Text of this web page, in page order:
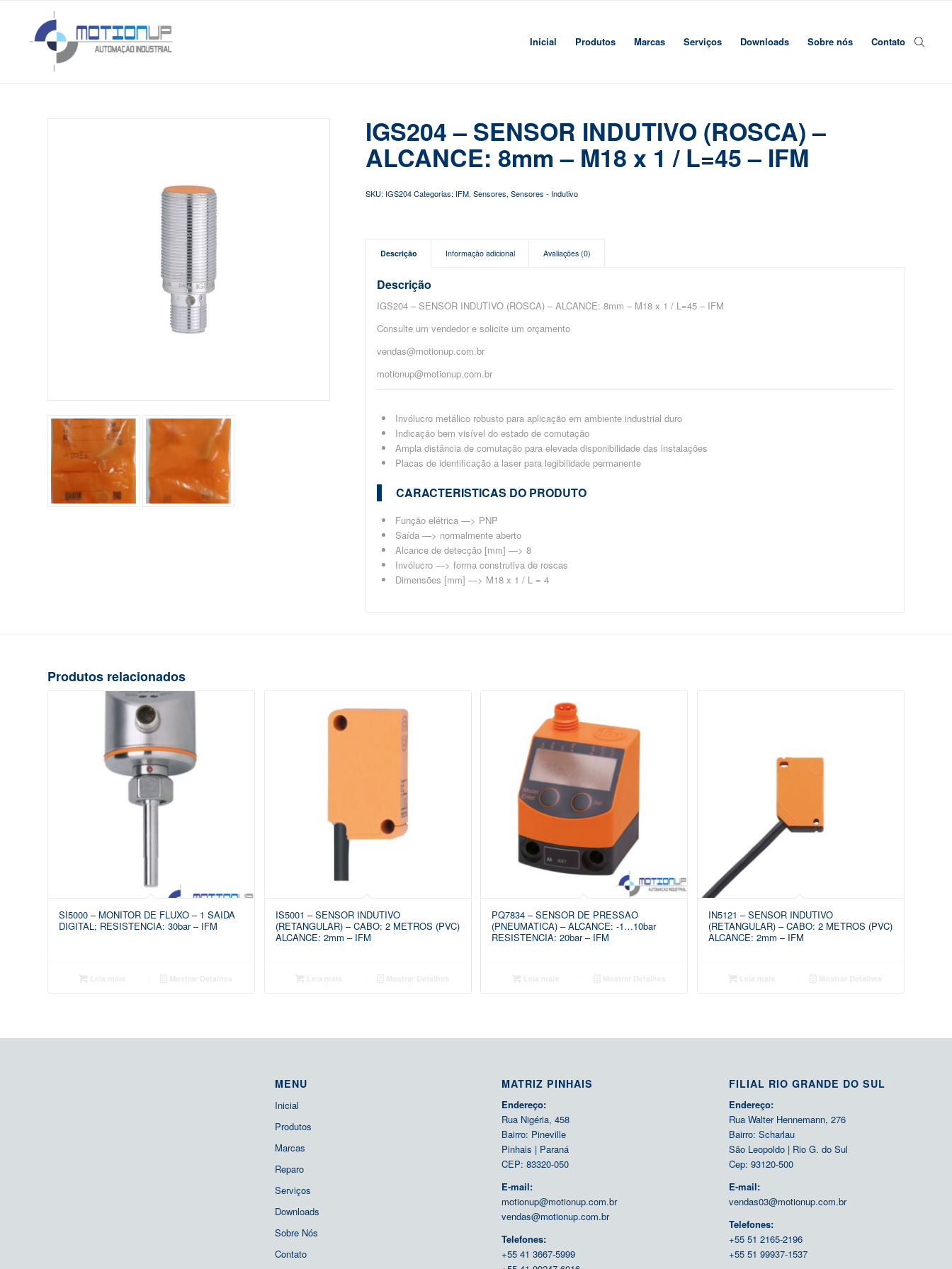
Inicial Produtos Marcas Serviços Downloads Sobre nós Contato
IGS204 – SENSOR INDUTIVO (ROSCA) –
ALCANCE: 8mm – M18 x 1 / L=45 – IFM
SKU: IGS204 Categorias: IFM,Sensores,Sensores - Indutivo
Descrição Informação adicional Avaliações (0)
Descrição
IGS204 – SENSOR INDUTIVO (ROSCA) – ALCANCE: 8mm – M18 x 1 / L=45 – IFM
Consulte um vendedor e solicite um orçamento
vendas@motionup.com.br
motionup@motionup.com.br
Invólucro metálico robusto para aplicação em ambiente industrial duro
Indicação bem visível do estado de comutação
Ampla distância de comutação para elevada disponibilidade das instalações
Placas de identificação a laser para legibilidade permanente
CARACTERISTICAS DO PRODUTO
Função elétrica —> PNP
Saída —> normalmente aberto
Alcance de detecção [mm] —> 8
Invólucro —> forma construtiva de roscas
Dimensões [mm] —> M18 x 1 / L = 4
Produtos relacionados
SI5000 – MONITOR DE FLUXO – 1 SAIDA
DIGITAL; RESISTENCIA: 30bar – IFM
IS5001 – SENSOR INDUTIVO
(RETANGULAR) – CABO: 2 METROS (PVC)
ALCANCE: 2mm – IFM
PQ7834 – SENSOR DE PRESSAO
(PNEUMATICA) – ALCANCE: -1…10bar
RESISTENCIA: 20bar – IFM
IN5121 – SENSOR INDUTIVO
(RETANGULAR) – CABO: 2 METROS (PVC)
ALCANCE: 2mm – IFM
MENU
Inicial
Produtos
Marcas
Reparo
Serviços
Downloads
Sobre Nós
Contato
MATRIZ PINHAIS
Endereço:
Rua Nigéria, 458
Bairro: Pineville
Pinhais | Paraná
CEP: 83320-050
E-mail:
motionup@motionup.com.br
vendas@motionup.com.br
Telefones:
+55 41 3667-5999
FILIAL RIO GRANDE DO SUL
Endereço:
Rua Walter Hennemann, 276
Bairro: Scharlau
São Leopoldo | Rio G. do Sul
Cep: 93120-500
E-mail:
vendas03@motionup.com.br
Telefones:
+55 51 2165-2196
+55 51 99937-1537